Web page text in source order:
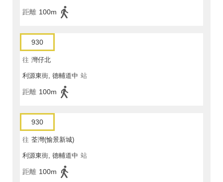
距離 100m
930
往 灣仔北
利源東街, 德輔道中 站
距離 100m
930
往 荃灣(愉景新城)
利源東街, 德輔道中 站
距離 100m